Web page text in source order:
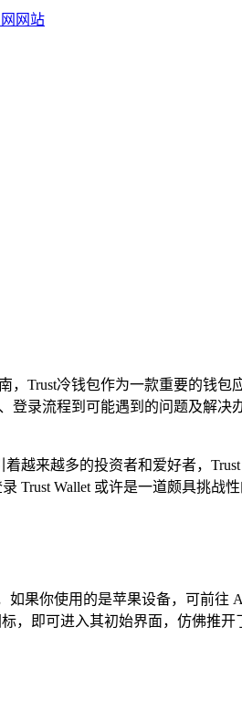
，Trust冷钱包作为一款重要的钱
登录流程到可能遇到的问题及解
越来越多的投资者和爱好者，
Trust Wallet 或许是一道颇具挑战
果你使用的是苹果设备，可前往
，即可进入其初始界面，仿佛推开